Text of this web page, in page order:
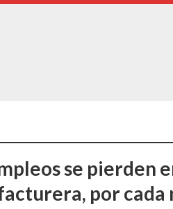
las jornadas “Impactos
‘130 aniversario’ en Las Palmas de
se pierden
por cada